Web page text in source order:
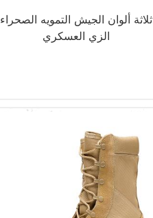
ثلاثة ألوان الجيش التمويه الصحراء
الزي العسكري